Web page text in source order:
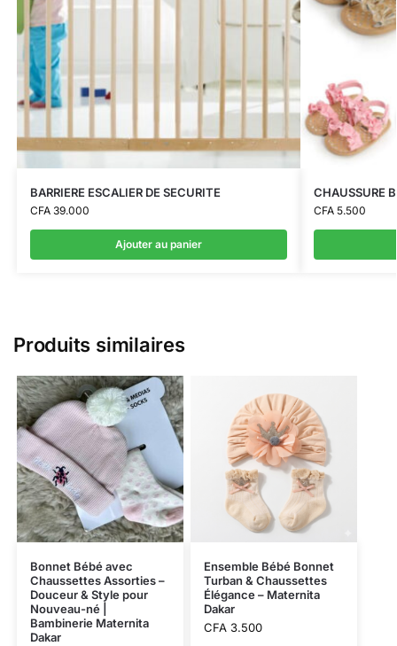
BARRIERE ESCALIER DE SECURITE
CFA39.000
Ajouter au panier
CHAUSSURE
CFA5.500
Produits similaires
Bonnet Bébé avec
Chaussettes Assorties –
Douceur & Style pour
Nouveau-né |
Bambinerie Maternita
Dakar
Ensemble Bébé Bonnet
Turban & Chaussettes
Élégance – Maternita
Dakar
CFA3.500